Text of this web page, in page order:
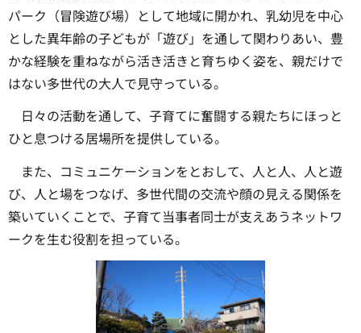
パーク（冒険遊び場）として地域に開かれ、乳幼児を中心
とした異年齢の子どもが「遊び」を通して関わりあい、豊
かな経験を重ねながら活き活きと育ちゆく姿を、親だけで
はない多世代の大人で見守っている。
日々の活動を通して、子育てに奮闘する親たちにほっと
ひと息つける居場所を提供している。
また、コミュニケーションをとおして、人と人、人と遊
び、人と場をつなげ、多世代間の交流や顔の見える関係を
築いていくことで、子育て当事者同士が支えあうネットワ
ークを生む役割を担っている。